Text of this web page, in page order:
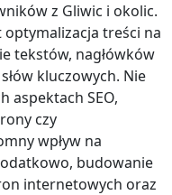
z Gliwic i okolic.
treści na
tekstów, nagłówków
kluczowych. Nie
aspektach SEO,
czy
wpływ na
budowanie
internetowych oraz